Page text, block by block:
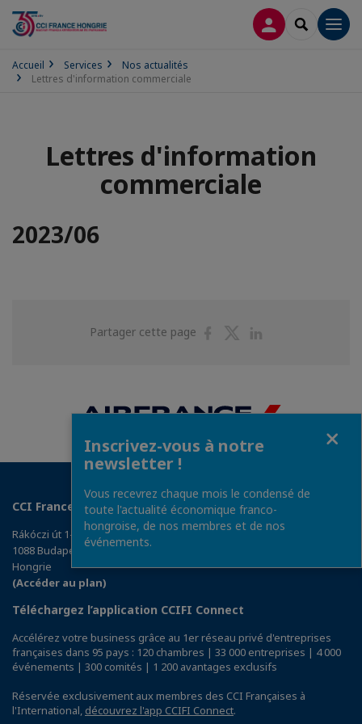
CONNEXION
Accueil Services
Nos actualités
Lettres d'information commerciale
Lettres d'information
commerciale
2023/06
Partager cette page
PartagerPartager
CCI France Hongrie
Rákóczi út 1-3, East West Business Center, 3e étage
1088 Budapest
Hongrie
(Accéder au plan)
Téléchargez l’application CCIFI Connect
Accélérez votre business grâce au 1er réseau privé d'entreprises
françaises dans 95 pays : 120 chambres | 33 000 entreprises | 4 000
événements | 300 comités | 1 200 avantages exclusifs
Réservée exclusivement aux membres des CCI Françaises à
l'International, découvrez l'app CCIFI Connect.
Inscrivez-vous à notre
newsletter !
Vous recevrez chaque mois le condensé de
toute l'actualité économique franco-
hongroise, de nos membres et de nos
événements.